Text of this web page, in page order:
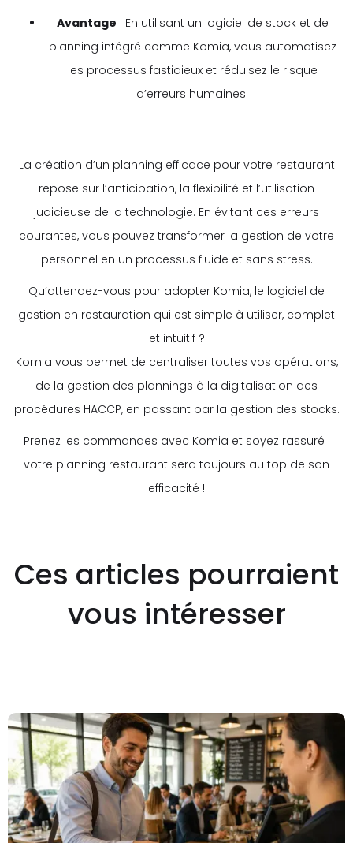
Avantage : En utilisant un logiciel de stock et de
planning intégré comme Komia, vous automatisez
les processus fastidieux et réduisez le risque
d’erreurs humaines.
La création d’un planning efficace pour votre restaurant
repose sur l’anticipation, la flexibilité et l’utilisation
judicieuse de la technologie. En évitant ces erreurs
courantes, vous pouvez transformer la gestion de votre
personnel en un processus fluide et sans stress.
Qu’attendez-vous pour adopter Komia, le logiciel de
gestion en restauration qui est simple à utiliser, complet
et intuitif ?
Komia vous permet de centraliser toutes vos opérations,
de la gestion des plannings à la digitalisation des
procédures HACCP, en passant par la gestion des stocks.
Prenez les commandes avec Komia et soyez rassuré :
votre planning restaurant sera toujours au top de son
efficacité !
Ces articles pourraient
vous intéresser